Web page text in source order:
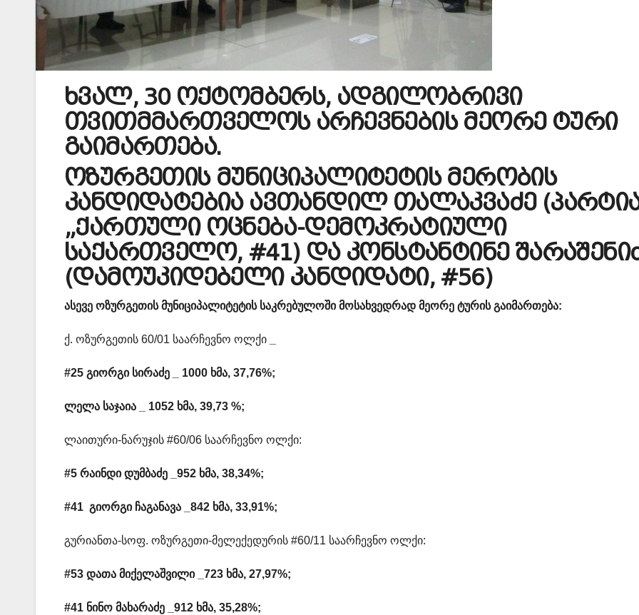
ხვალ, 30 ოქტომბერს, ადგილობრივი
თვითმმართველოს არჩევნების მეორე ტური
გაიმართება.
ოზურგეთის მუნიციპალიტეტის მერობის
კანდიდატებია ავთანდილ თალაკვაძე
„ქართული ოცნება-დემოკრატიული
საქართველო, #41) და კონსტანტინე
(დამოუკიდებელი კანდიდატი, #56)
ასევე ოზურგეთის მუნიციპალიტეტის საკრებულოში მოსახვედრად მეორე ტურის გაიმართება:
ქ. ოზურგეთის 60/01 საარჩევნო ოლქი
#25 გიორგი სირაძე _ 1000 ხმა, 37,76%;
ლელა საჯაია _ 1052 ხმა, 39,73 %;
ლაითური-ნარუჯის #60/06 საარჩევნო ოლქი:
#5 რაინდი დუმბაძე _952 ხმა, 38,34%;
#41 გიორგი ჩაგანავა _842 ხმა, 33,91%;
გურიანთა-სოფ. ოზურგეთი-მელექედურის #60/11 საარჩევნო ოლქი:
#53 დათა მიქელაშვილი _723 ხმა, 27,97%;
#41 ნინო მახარაძე _912 ხმა, 35,28%;